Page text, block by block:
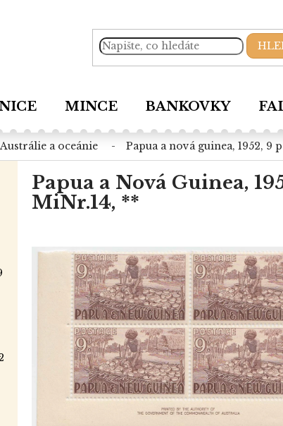
MINCE BANKOVKY
austrálie a oceánie papua a nová guinea, 1952,
Papua a Nová Guinea,
MiNr.14, **